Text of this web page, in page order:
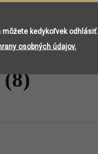
(8)
kedykoľvek odhlásiť.
osobných údajov.